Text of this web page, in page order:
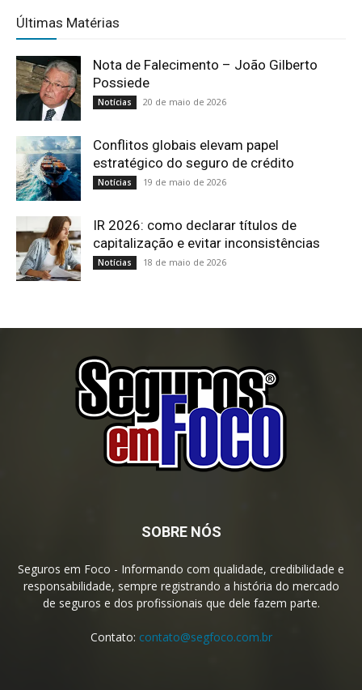
Últimas Matérias
Nota de Falecimento – João Gilberto
Possiede
Notícias 20 de maio de 2026
Conflitos globais elevam papel
estratégico do seguro de crédito
Notícias 19 de maio de 2026
IR 2026: como declarar títulos de
capitalização e evitar inconsistências
Notícias 18 de maio de 2026
SOBRE NÓS
Seguros em Foco - Informando com qualidade, credibilidade e
responsabilidade, sempre registrando a história do mercado
de seguros e dos profissionais que dele fazem parte.
Contato: contato@segfoco.com.br